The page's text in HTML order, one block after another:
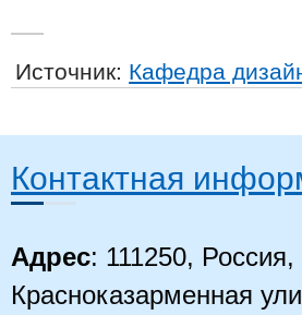
Источник: Кафедра
Контактная
Адрес: 111250, Россия,
Красноказарменная